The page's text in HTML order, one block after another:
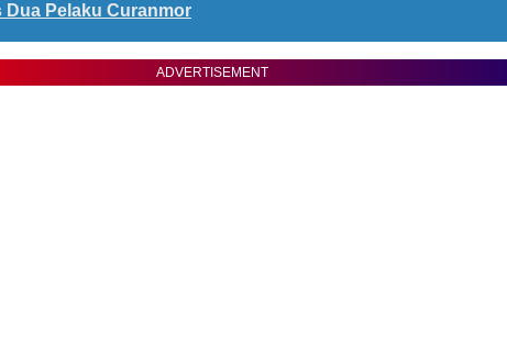
Dua Pelaku Curanmor
ADVERTISEMENT